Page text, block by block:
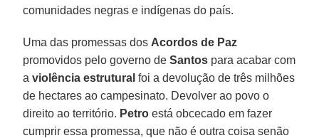
comunidades negras e indígenas do país.
Uma das promessas dos Acordos de Paz
promovidos pelo governo deSantos para acabar com
aviolência estrutural foi a devolução de três milhões
de hectares ao campesinato. Devolver ao povo o
direito ao território. Petro está obcecado em fazer
cumprir essa promessa, que não é outra coisa senão